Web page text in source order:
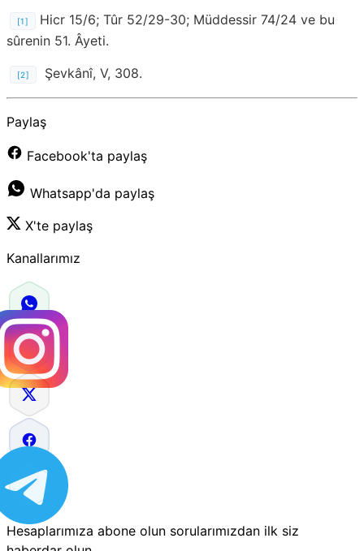
[1]
Hicr 15/6; Tûr 52/29-30; Müddessir 74/24 ve bu
sûrenin 51. Âyeti.
[2] Şevkânî, V, 308.
Paylaş
Facebook'ta paylaş
Whatsapp'da paylaş
X'te paylaş
Kanallarımız
Hesaplarımıza abone olun sorularımızdan ilk siz